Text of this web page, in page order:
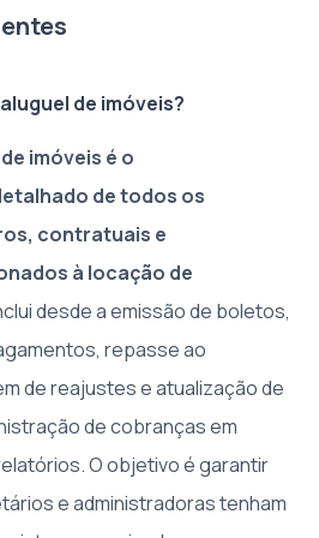
de imóveis?
imóveis é o
de todos os
contratuais e
à locação de
desde a emissão de boletos,
repasse ao
de reajustes e atualização de
de cobranças em
O objetivo é garantir
e administradoras tenham